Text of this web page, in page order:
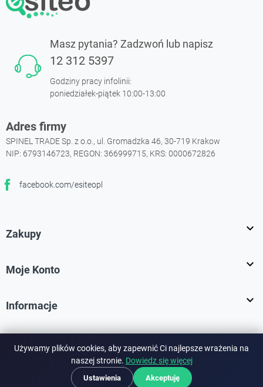
Masz pytania? Zadzwoń lub napisz
12 312 5397
Godziny pracy infolinii:
poniedziałek-piątek 10:00-13:00
Adres firmy
SPINEL TRADE Sp. z o.o., ul. Gromadzka 46, 30-719 Krakow
NIP: 6793146723, REGON: 366999715, KRS: 0000672826
facebook.com/esiteopl
Facebook
Zakupy 
Moje Konto 
Informacje 
Bezpieczne płatności:
Używamy plików cookies, aby zapewnić Ci najlepsze wrażenia na
naszej stronie. Dowiedz się więcej
Ustawienia Akceptuję